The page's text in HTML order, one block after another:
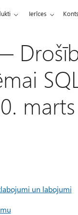
Ierīces
marts
un labojumi